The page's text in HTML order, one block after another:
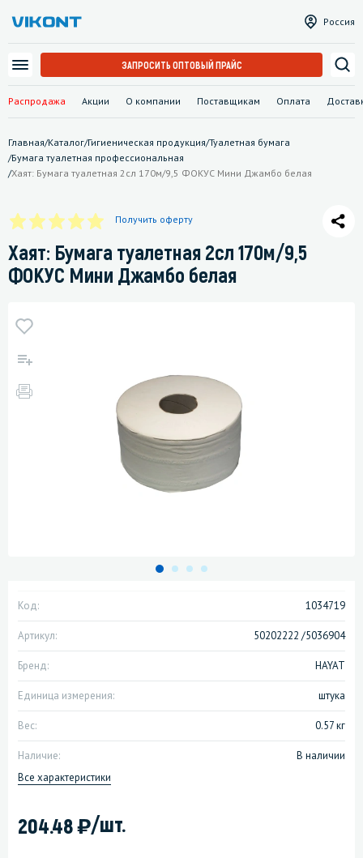
Распродажа Акции О компании Поставщикам Оплата
Россия
ЗАПРОСИТЬ ОПТОВЫЙ ПРАЙС
Главная/Каталог/Гигиеническая продукция/Туалетная бумага
/Бумага туалетная профессиональная
/Хаят: Бумага туалетная 2сл 170м/9,5 ФОКУС Мини Джамбо белая
Получить оферту
Хаят: Бумага туалетная 2сл 170м/9,5
ФОКУС Мини Джамбо белая
Код: 1034719
Артикул: 50202222 /5036904
Бренд: HAYAT
Единица измерения: штука
Вес: 0.57 кг
Наличие:
В наличии
Все характеристики
204.48)/шт.